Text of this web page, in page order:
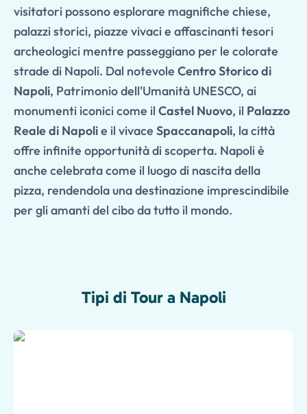
visitatori possono esplorare magnifiche chiese,
palazzi storici, piazze vivaci e affascinanti tesori
archeologici mentre passeggiano per le colorate
strade di Napoli. Dal notevole Centro Storico di
Napoli, Patrimonio dell'Umanità UNESCO, ai
monumenti iconici come il Castel Nuovo, il Palazzo
Reale di Napolie il vivace Spaccanapoli, la città
offre infinite opportunità di scoperta. Napoli è
anche celebrata come il luogo di nascita della
pizza, rendendola una destinazione imprescindibile
per gli amanti del cibo da tutto il mondo.
Tipi di Tour a Napoli